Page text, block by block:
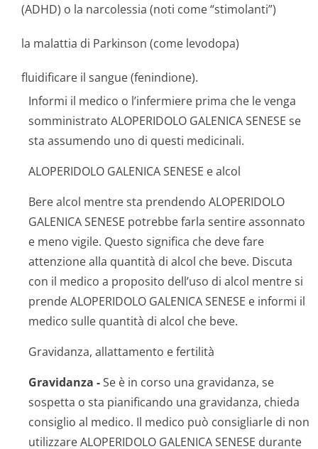
(ADHD) o la narcolessia (noti come “stimolanti”)
la malattia di Parkinson (come levodopa)
fluidificare il sangue (fenindione).
Informi il medico o l’infermiere prima che le venga
somministrato ALOPERIDOLO GALENICA SENESE se
sta assumendo uno di questi medicinali.
ALOPERIDOLO GALENICA SENESE e alcol
Bere alcol mentre sta prendendo ALOPERIDOLO
GALENICA SENESE potrebbe farla sentire assonnato
e meno vigile. Questo significa che deve fare
attenzione alla quantità di alcol che beve. Discuta
con il medico a proposito dell’uso di alcol mentre si
prende ALOPERIDOLO GALENICA SENESE e informi il
medico sulle quantità di alcol che beve.
Gravidanza, allattamento e fertilità
Gravidanza -Se è in corso una gravidanza, se
sospetta o sta pianificando una gravidanza, chieda
consiglio al medico. Il medico può consigliarle di non
utilizzare ALOPERIDOLO GALENICA SENESE durante